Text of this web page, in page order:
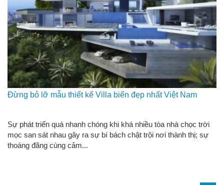
Đừng bỏ lỡ mẫu thiết kế Villa biển đẹp nhất Việt Nam
Sự phát triển quá nhanh chóng khi khá nhiều tòa nhà chọc trời
mọc san sát nhau gây ra sự bí bách chật trội nơi thành thị; sự
thoáng đãng cùng cảm...